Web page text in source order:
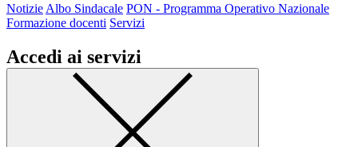
Notizie Albo Sindacale PON - Programma Operativo Nazionale
Formazione docenti Servizi
Accedi ai servizi